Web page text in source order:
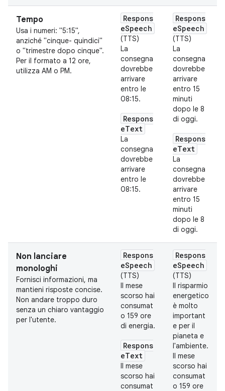
Tempo
Usa i numeri: "5:15",
anziché "cinque- quindici"
o "trimestre dopo cinque".
Per il formato a 12 ore,
utilizza AM o PM.
Respons
eSpeech
(TTS)
La
consegna
dovrebbe
arrivare
entro le
08:15.
Respons
eText
La
consegna
dovrebbe
arrivare
entro le
08:15.
Respons
eSpeech
(TTS)
La
consegna
dovrebbe
arrivare
entro 15
minuti
dopo le 8
di oggi.
Respons
eText
La
consegna
dovrebbe
arrivare
entro 15
minuti
dopo le 8
di oggi.
Non lanciare
monologhi
Fornisci informazioni, ma
mantieni risposte concise.
Non andare troppo duro
senza un chiaro vantaggio
per l'utente.
Respons
eSpeech
(TTS)
Il mese
scorso hai
consumat
o 159 ore
di energia.
Respons
eText
Il mese
scorso hai
consumat
Respons
eSpeech
(TTS)
Il risparmio
energetico
è molto
important
e per il
pianeta e
l'ambiente.
Il mese
scorso hai
consumat
o 159 ore